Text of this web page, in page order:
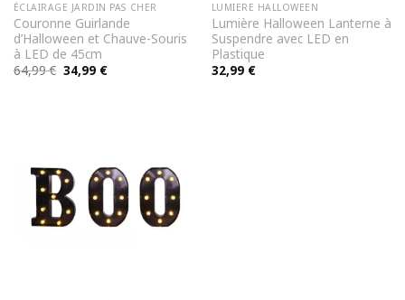
ÉCLAIRAGE JARDIN PAS CHER
Couronne Guirlande
d’Halloween et Chauve-Souris
à LED de 45cm
64,99€ Le
prix
34,99 €Le
LUMIERE HALLOWEEN
Lumière Halloween Lanterne à
Suspendre avec LED en
Plastique
32,99 €